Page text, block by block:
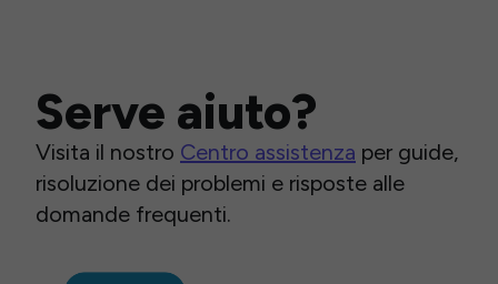
Serve aiuto?
Visita il nostro Centro assistenza per guide,
risoluzione dei problemi e risposte alle
domande frequenti.